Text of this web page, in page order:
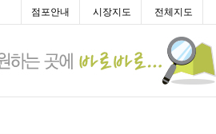
점포안내 시장지도 전체지도